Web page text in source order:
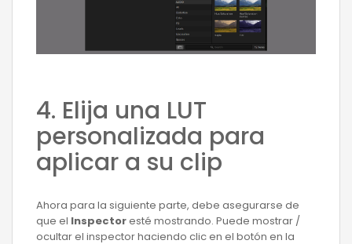
4. Elija una LUT
personalizada para
aplicar a su clip
Ahora para la siguiente parte, debe asegurarse de
que el Inspectoresté mostrando. Puede mostrar /
ocultar el inspector haciendo clic en el botón en la